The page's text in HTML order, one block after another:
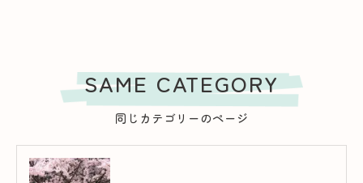
同じカテゴリーのページ
SAME CATEGORY